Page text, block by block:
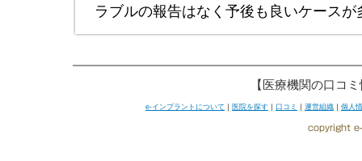
ラブルの報告はなく予後も良いケースが
【医療機関の口コ
e-インプラントについて ｜ 医院を探す ｜ 口コミ ｜ 運営組織 ｜ 個人